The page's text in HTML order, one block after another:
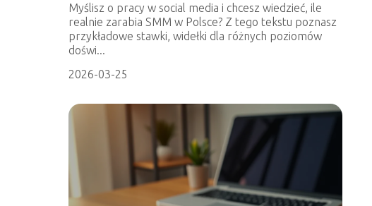
Myślisz o pracy w social media i chcesz wiedzieć, ile
realnie zarabia SMM w Polsce? Z tego tekstu poznasz
przykładowe stawki, widełki dla różnych poziomów
doświ...
2026-03-25